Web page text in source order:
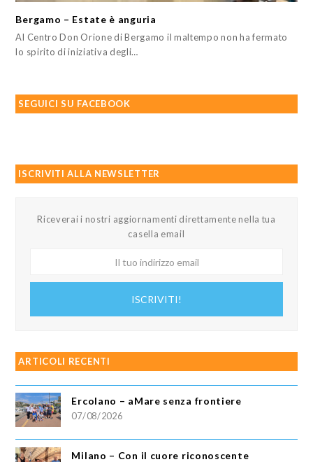
Bergamo – Estate è anguria
Al Centro Don Orione di Bergamo il maltempo non ha fermato
lo spirito di iniziativa degli…
SEGUICI SU FACEBOOK
ISCRIVITI ALLA NEWSLETTER
Riceverai i nostri aggiornamenti direttamente nella tua
casella email
ISCRIVITI!
ARTICOLI RECENTI
Ercolano – aMare senza frontiere
07/08/2026
Milano – Con il cuore riconoscente